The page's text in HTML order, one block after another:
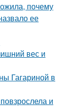
почему
ее
вес и
Гагариной в
и